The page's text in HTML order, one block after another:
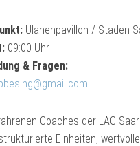
Ulanenpavillon / Staden
09:00 Uhr
& Fragen:
Coaches der LAG
Einheiten,